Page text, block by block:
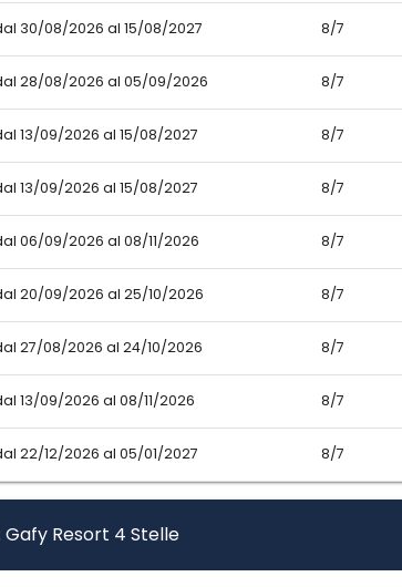
30/08/2026 al 15/08/2027 8/7
28/08/2026 al 05/09/2026 8/7
13/09/2026 al 15/08/2027 8/7
13/09/2026 al 15/08/2027 8/7
06/09/2026 al 08/11/2026 8/7
20/09/2026 al 25/10/2026 8/7
27/08/2026 al 24/10/2026 8/7
13/09/2026 al 08/11/2026 8/7
22/12/2026 al 05/01/2027 8/7
Gafy Resort 4 Stelle